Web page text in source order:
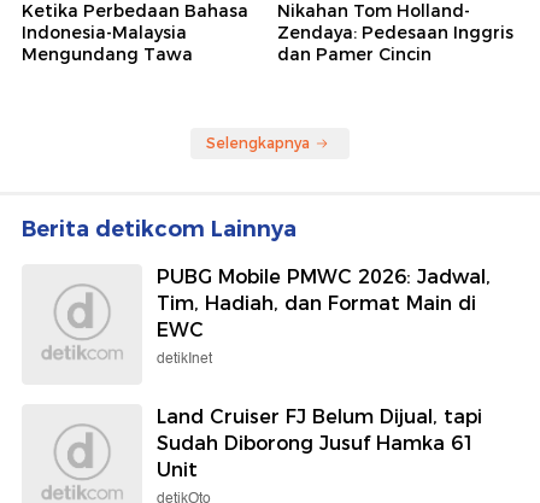
Ketika Perbedaan Bahasa
Indonesia-Malaysia
Mengundang Tawa
Nikahan Tom Holland-
Zendaya: Pedesaan Inggris
dan Pamer Cincin
Selengkapnya
Berita detikcom Lainnya
PUBG Mobile PMWC 2026: Jadwal,
Tim, Hadiah, dan Format Main di
EWC
detikInet
Land Cruiser FJ Belum Dijual, tapi
Sudah Diborong Jusuf Hamka 61
Unit
detikOto